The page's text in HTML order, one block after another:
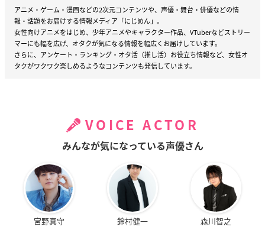
アニメ・ゲーム・漫画などの2次元コンテンツや、声優・舞台・俳優などの情
報・話題をお届けする情報メディア「にじめん」。
女性向けアニメをはじめ、少年アニメやキャラクター作品、VTuberなどストリー
マーにも幅を広げ、オタクが気になる情報を幅広くお届けしています。
さらに、アンケート・ランキング・オタ活（推し活）お役立ち情報など、女性オ
タクがワクワク楽しめるようなコンテンツも発信しています。
VOICE ACTOR
みんなが気になっている声優さん
宮野真守 鈴村健一 森川智之